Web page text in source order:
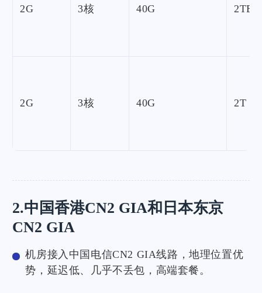
2G 3核 40G 2TB
2G 3核 40G 2T
2.中国香港CN2 GIA和日本东京
CN2 GIA
机房接入中国电信CN2 GIA线路，地理位置优
势，延迟低、几乎不丢包，高端套餐。